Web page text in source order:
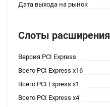
Дата выхода на рынок
Слоты расширения
Версия PCI Express
Всего PCI Express x16
Всего PCI Express x1
Всего PCI Express x4